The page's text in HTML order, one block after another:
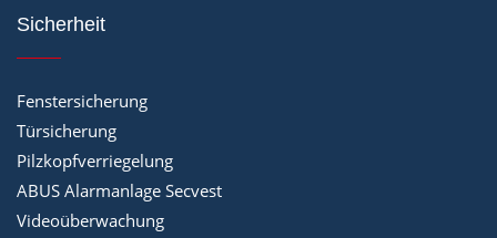
Sicherheit
Fenstersicherung
Türsicherung
Pilzkopfverriegelung
ABUS Alarmanlage Secvest
Videoüberwachung